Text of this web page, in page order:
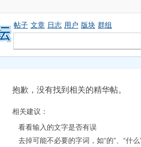
帖子 文章 日志 用户 版块 群组
抱歉，没有找到相关的精华帖。
相关建议：
看看输入的文字是否有误
去掉可能不必要的字词，如“的”、“什么